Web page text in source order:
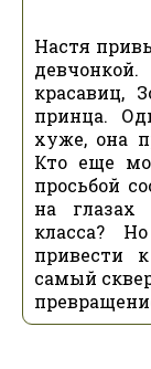
Настя
красавиц,
принца.
хуже, она
Кто еще
просьбой
на глазах
класса?
привести
самый